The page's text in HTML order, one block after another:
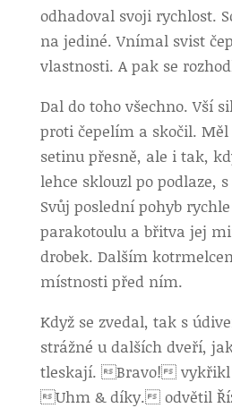
odhadoval svoji rychlost.
na jediné. Vnímal svist
vlastnosti. A pak se
Dal do toho všechno. Vší
proti čepelím a skočil.
setinu přesně, ale i tak,
lehce sklouzl po podlaze,
Svůj poslední pohyb
parakotoulu a břitva jej
drobek. Dalším
místnosti před ním.
Když se zvedal, tak s
strážné u dalších dveří,
tleskají. Bravo! vykřikl
Uhm & díky. odvětil